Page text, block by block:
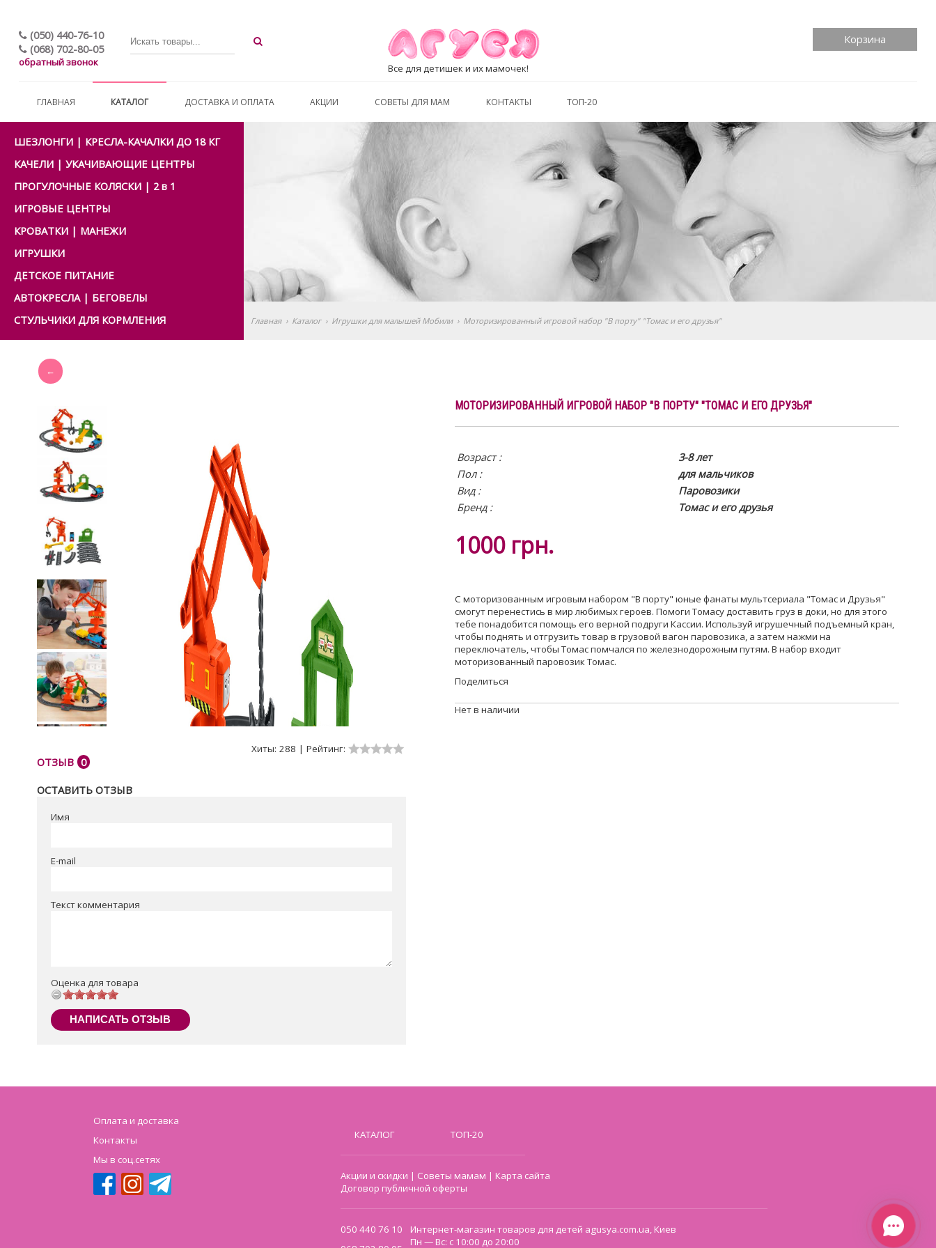
(050) 440-76-10
(068) 702-80-05
обратный звонок Все для детишек и их мамочек!
Корзина
ГЛАВНАЯ КАТАЛОГ ДОСТАВКА И ОПЛАТА АКЦИИ СОВЕТЫ ДЛЯ МАМ КОНТАКТЫ ТОП-20
ШЕЗЛОНГИ | КРЕСЛА-КАЧАЛКИ ДО 18 КГ
КАЧЕЛИ | УКАЧИВАЮЩИЕ ЦЕНТРЫ
ПРОГУЛОЧНЫЕ КОЛЯСКИ | 2 в 1
ИГРОВЫЕ ЦЕНТРЫ
КРОВАТКИ | МАНЕЖИ
ИГРУШКИ
ДЕТСКОЕ ПИТАНИЕ
АВТОКРЕСЛА | БЕГОВЕЛЫ
СТУЛЬЧИКИ ДЛЯ КОРМЛЕНИЯ
Главная › Каталог › Игрушки для малышей Мобили › Моторизированный игровой набор "В порту" "Томас и его друзья"
Хиты: 288 | Рейтинг:
ОТЗЫВ 0
ОСТАВИТЬ ОТЗЫВ
Имя
E-mail
Текст комментария
Оценка для товара
НАПИСАТЬ ОТЗЫВ
МОТОРИЗИРОВАННЫЙ ИГРОВОЙ НАБОР "В ПОРТУ" "ТОМАС И ЕГО ДРУЗЬЯ"
Возраст :
3-8 лет
Пол :
для мальчиков
Вид :
Паровозики
Бренд :
Томас и его друзья
1000 грн.
С моторизованным игровым набором "В порту" юные фанаты мультсериала "Томас и Друзья"
смогут перенестись в мир любимых героев. Помоги Томасу доставить груз в доки, но для этого
тебе понадобится помощь его верной подруги Кассии. Используй игрушечный подъемный кран,
чтобы поднять и отгрузить товар в грузовой вагон паровозика, а затем нажми на
переключатель, чтобы Томас помчался по железнодорожным путям. В набор входит
моторизованный паровозик Томас.
Поделиться
Нет в наличии
Оплата и доставка
Контакты
Мы в соц.сетях
КАТАЛОГ ТОП-20
Акции и скидки | Советы мамам |Карта сайта
Договор публичной оферты
050 440 76 10
Интернет-магазин товаров для детей agusya.com.ua, Киев
Пн — Вс: с 10:00 до 20:00